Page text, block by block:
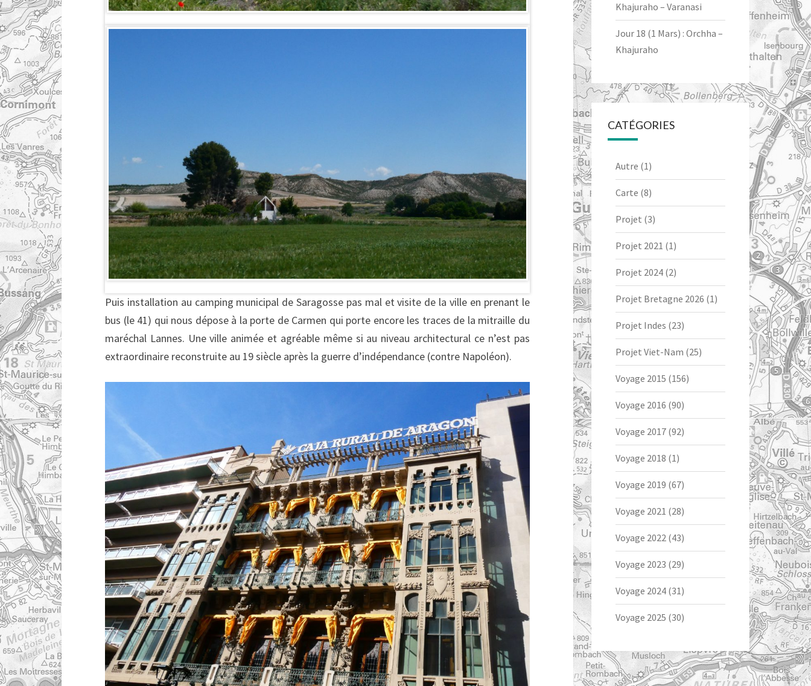
Puis installation au camping municipal de Saragosse pas mal et visite de la ville en prenant le
bus (le 41) qui nous dépose à la porte de Carmen qui porte encore les traces de la mitraille du
maréchal Lannes. Une ville animée et agréable même si au niveau architectural ce n’est pas
extraordinaire reconstruite au 19 siècle après la guerre d’indépendance (contre Napoléon).
Khajuraho – Varanasi
Jour 18 (1 Mars) : Orchha –
Khajuraho
CATÉGORIES
Autre (1)
Carte (8)
Projet (3)
Projet 2021 (1)
Projet 2024(2)
Projet Bretagne 2026 (1)
Projet Indes (23)
Projet Viet-Nam (25)
Voyage 2015 (156)
Voyage 2016 (90)
Voyage 2017(92)
Voyage 2018 (1)
Voyage 2019 (67)
Voyage 2021 (28)
Voyage 2022(43)
Voyage 2023 (29)
Voyage 2024(31)
Voyage 2025 (30)